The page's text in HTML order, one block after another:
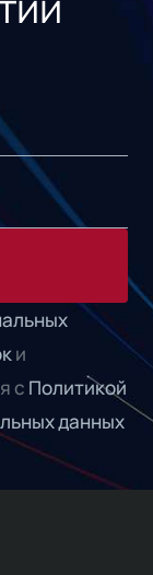
и
с Политикой
данных